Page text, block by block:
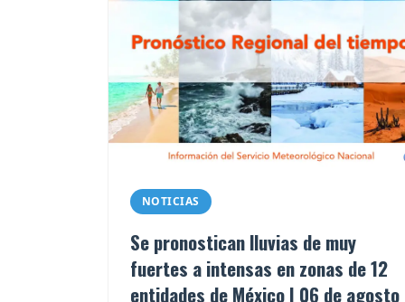
NOTICIAS
Se pronostican lluvias de muy
fuertes a intensas en zonas de 12
entidades de México | 06 de agosto